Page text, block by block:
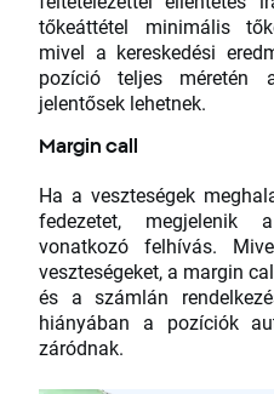
tőkeáttétel minimális
mivel a kereskedési
pozíció teljes méretén
jelentősek lehetnek.
Margin call
Ha a veszteségek
fedezetet, megjelenik
vonatkozó felhívás.
veszteségeket, a margin
és a számlán
hiányában a pozíciók
záródnak.